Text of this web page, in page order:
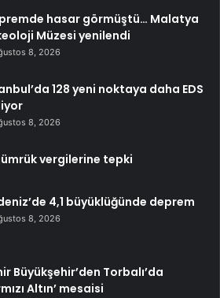
hasar görmüştü… Malatya
Müzesi yenilendi
8, 2026
128 yeni noktaya daha EDS
8, 2026
vergilerine tepki
4,1 büyüklüğünde deprem
8, 2026
Büyükşehir’den Torbalı’da
Altın’ mesaisi